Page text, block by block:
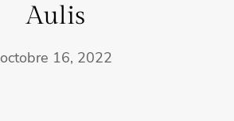
Aulis
octobre 16, 2022